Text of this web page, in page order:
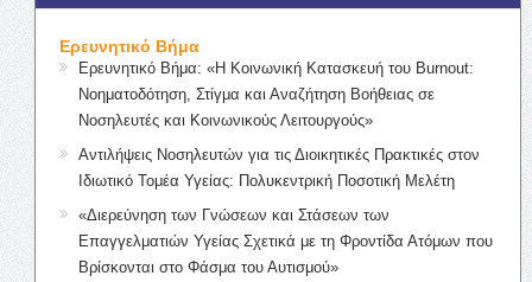
Ερευνητικό Βήμα
Ερευνητικό Βήμα: «Η Κοινωνική Κατασκευή του Burnout:
Νοηματοδότηση, Στίγμα και Αναζήτηση Βοήθειας σε
Νοσηλευτές και Κοινωνικούς Λειτουργούς»
Αντιλήψεις Νοσηλευτών για τις Διοικητικές Πρακτικές στον
Ιδιωτικό Τομέα Υγείας: Πολυκεντρική Ποσοτική Μελέτη
«Διερεύνηση των Γνώσεων και Στάσεων των
Επαγγελματιών Υγείας Σχετικά με τη Φροντίδα Ατόμων που
Βρίσκονται στο Φάσμα του Αυτισμού»